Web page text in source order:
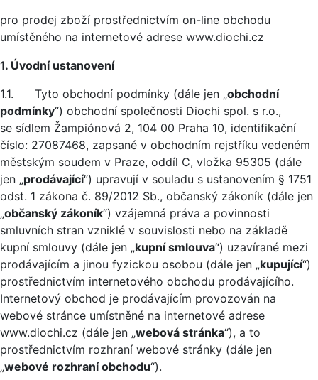
pro prodej zboží prostřednictvím on-line obchodu
umístěného na internetové adrese www.diochi.cz
1. Úvodní ustanovení
1.1. Tyto obchodní podmínky (dále jen „obchodní
podmínky“) obchodní společnosti Diochi spol. s r.o.,
se sídlem Žampiónová 2, 104 00 Praha 10, identifikační
číslo: 27087468, zapsané v obchodním rejstříku vedeném
městským soudem v Praze, oddíl C, vložka 95305 (dále
jen „prodávající“) upravují v souladu s ustanovením § 1751
odst. 1 zákona č. 89/2012 Sb., občanský zákoník (dále jen
„občanský zákoník“) vzájemná práva a povinnosti
smluvních stran vzniklé v souvislosti nebo na základě
kupní smlouvy (dále jen „kupní smlouva“) uzavírané mezi
prodávajícím a jinou fyzickou osobou (dále jen „kupující“)
prostřednictvím internetového obchodu prodávajícího.
Internetový obchod je prodávajícím provozován na
webové stránce umístněné na internetové adrese
www.diochi.cz (dále jen „webová stránka“), a to
prostřednictvím rozhraní webové stránky (dále jen
„webové rozhraní obchodu“).